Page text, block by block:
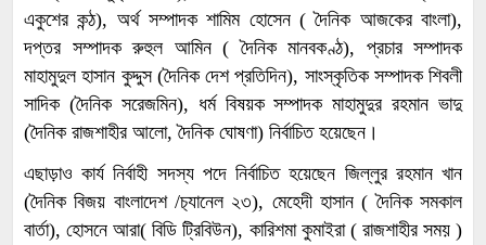
একুশের কন্ঠ), অর্থ সম্পাদক শামিম হোসেন ( দৈনিক আজকের বাংলা),
দপ্তর সম্পাদক রুহুল আমিন ( দৈনিক মানবকণ্ঠ), প্রচার সম্পাদক
মাহামুদুল হাসান কুদ্দুস (দৈনিক দেশ প্রতিদিন), সাংস্কৃতিক সম্পাদক শিবলী
সাদিক (দৈনিক সরেজমিন), ধর্ম বিষয়ক সম্পাদক মাহামুদুর রহমান ভাদু
(দৈনিক রাজশাহীর আলো, দৈনিক ঘোষণা) নির্বাচিত হয়েছেন।
এছাড়াও কার্য নির্বাহী সদস্য পদে নির্বাচিত হয়েছেন জিল্লুর রহমান খান
(দৈনিক বিজয় বাংলাদেশ /চ‍্যানেল ২৩), মেহেদী হাসান ( দৈনিক সমকাল
বার্তা), হোসনে আরা( বিডি ট্রিবিউন), কারিশমা কুমাইরা ( রাজশাহীর সময় )